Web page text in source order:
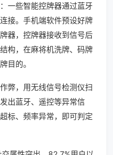
一些智能控牌器通过蓝牙
接。手机端软件预设好牌
器，控牌器接收到信号后
构，在麻将机洗牌、码牌
目的。
弊，用无线信号检测仪扫
出蓝牙、遥控等异常信
标、频率异常，即可判定